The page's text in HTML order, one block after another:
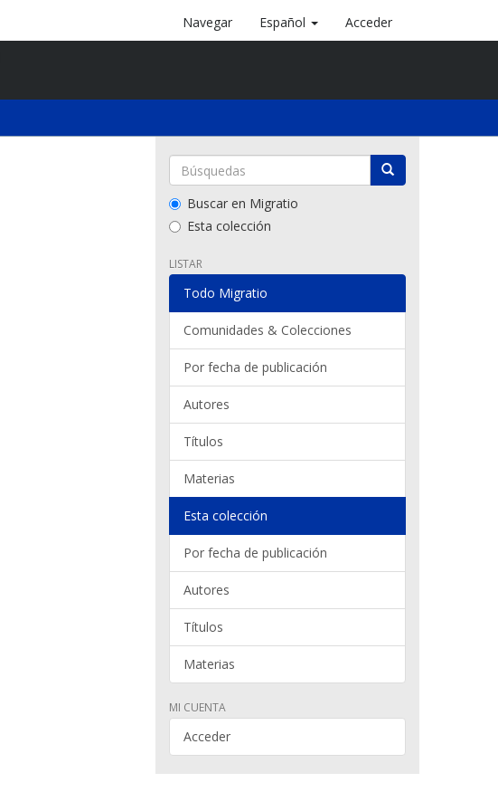
Navegar Español Acceder
Buscar en Migratio
Esta colección
LISTAR
Todo Migratio
Comunidades & Colecciones
Por fecha de publicación
Autores
Títulos
Materias
Esta colección
Por fecha de publicación
Autores
Títulos
Materias
MI CUENTA
Acceder